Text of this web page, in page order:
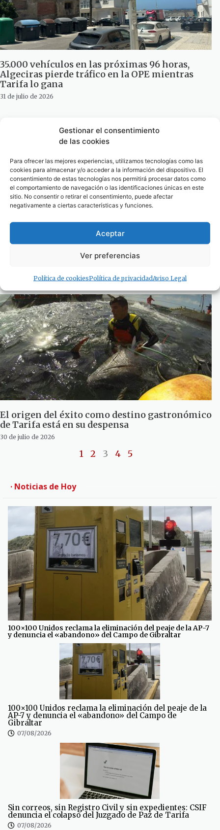
Gestionar el consentimiento
de las cookies
Para ofrecer las mejores experiencias, utilizamos tecnologías como las
cookies para almacenar y/o acceder a la información del dispositivo. El
consentimiento de estas tecnologías nos permitirá procesar datos como
el comportamiento de navegación o las identificaciones únicas en este
sitio. No consentir o retirar el consentimiento, puede afectar
negativamente a ciertas características y funciones.
Aceptar
Ver preferencias
Política de cookiesPolítica de privacidadAviso Legal
35.000 vehículos en las próximas 96 horas,
Algeciras pierde tráfico en la OPE mientras
Tarifa lo gana
31 de julio de 2026
«No quiero que me devuelvan el dinero, quiero
evitar otra intoxicación»
El origen del éxito como destino gastronómico
de Tarifa está en su despensa
30 de julio de 2026
1 2 3 4 5
· Noticias de Hoy
100×100 Unidos reclama la eliminación del peaje de la AP-7
y denuncia el «abandono» del Campo de Gibraltar
100×100 Unidos reclama la eliminación del peaje de la
AP-7 y denuncia el «abandono» del Campo de
Gibraltar
07/08/2026
Sin correos, sin Registro Civil y sin expedientes: CSIF
denuncia el colapso del Juzgado de Paz de Tarifa
07/08/2026